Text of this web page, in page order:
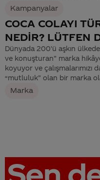
Kampanyalar
COCA COLAYI
NEDİR? LÜTFEN
Dünyada 200’ü aşkın
ve konuşturan” marka
koyuyor ve çalışmalarımızı
“mutluluk” olan bir marka
Marka
Sen